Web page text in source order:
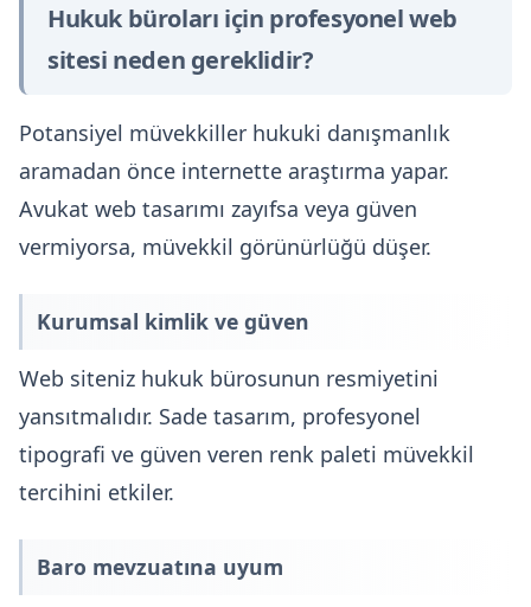
Hukuk büroları için profesyonel web
sitesi neden gereklidir?
Potansiyel müvekkiller hukuki danışmanlık
aramadan önce internette araştırma yapar.
Avukat web tasarımı zayıfsa veya güven
vermiyorsa, müvekkil görünürlüğü düşer.
Kurumsal kimlik ve güven
Web siteniz hukuk bürosunun resmiyetini
yansıtmalıdır. Sade tasarım, profesyonel
tipografi ve güven veren renk paleti müvekkil
tercihini etkiler.
Baro mevzuatına uyum